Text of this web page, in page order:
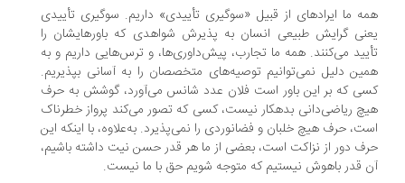
ما ایرادهای از قبیل «سوگیری تأییدی» داریم. سوگیری تأییدی
گرایش طبیعی انسان به پذیرش شواهدی که باورهایشان را
می‌کنند. همه ما تجارب، پیش‌داوری‌ها، و ترس‌هایی داریم و به
دلیل نمی‌توانیم توصیه‌های متخصصان را به آسانی بپذیریم.
که بر این باور است فلان عدد شانس می‌آورد، گوشش به حرف
ریاضی‌دانی بدهکار نیست، کسی که تصور می‌کند پرواز خطرناک
حرف هیچ خلبان و فضانوردی را نمی‌پذیرد. به‌علاوه، با اینکه این
دور از نزاکت است، بعضی از ما هر قدر حسن نیت داشته باشیم،
قدر باهوش نیستیم که متوجه شویم حق با ما نیست.